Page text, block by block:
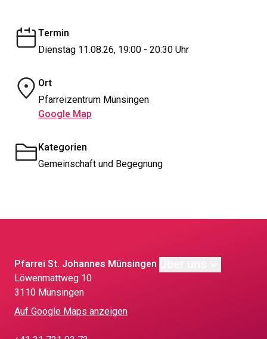
Termin
Dienstag 11.08.26, 19:00 - 20:30 Uhr
Ort
Pfarreizentrum Münsingen
Google Map
Kategorien
Gemeinschaft und Begegnung
Pfarrei St. Johannes Münsingen
Löwen­matt­weg 10
3110 Münsingen
Auf Google Maps anzeigen